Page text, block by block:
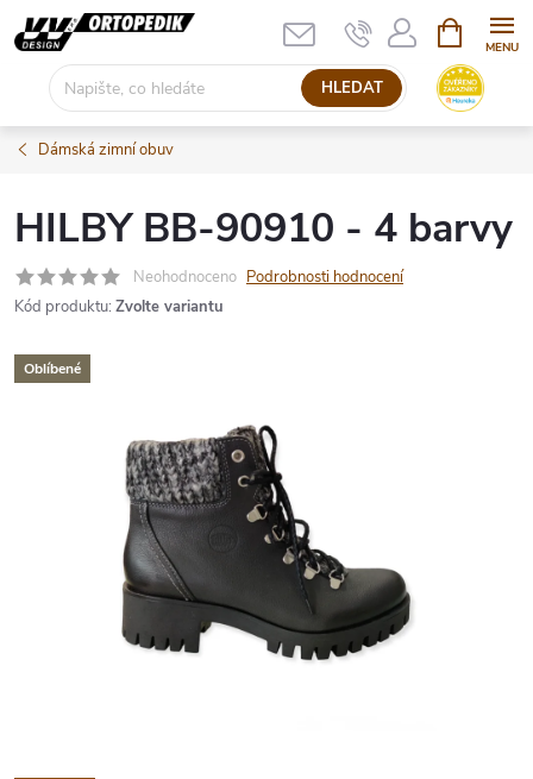
Přejít
na
HLEDAT
NÁKUPNÍ
KOŠÍK
Dámská zimní obuv
HILBY BB-90910 - 4 barvy
Neohodnoceno Podrobnosti hodnocení
Kód produktu: Zvolte variantu
Oblíbené